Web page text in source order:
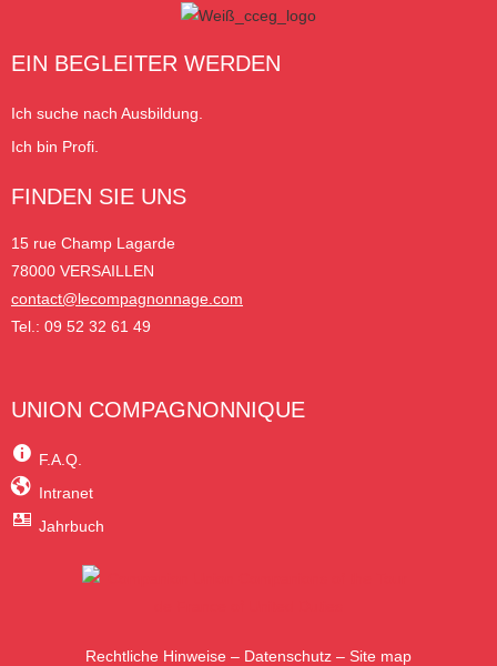
EIN BEGLEITER WERDEN
Ich suche nach Ausbildung.
Ich bin Profi.
FINDEN SIE UNS
15 rue Champ Lagarde
78000 VERSAILLEN
contact@lecompagnonnage.com
Tel.: 09 52 32 61 49
UNION COMPAGNONNIQUE
F.A.Q.
Intranet
Jahrbuch
Rechtliche Hinweise – Datenschutz – Site map